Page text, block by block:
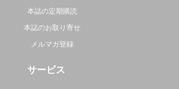
本誌の定期購読
本誌のお取り寄せ
メルマガ登録
サービス